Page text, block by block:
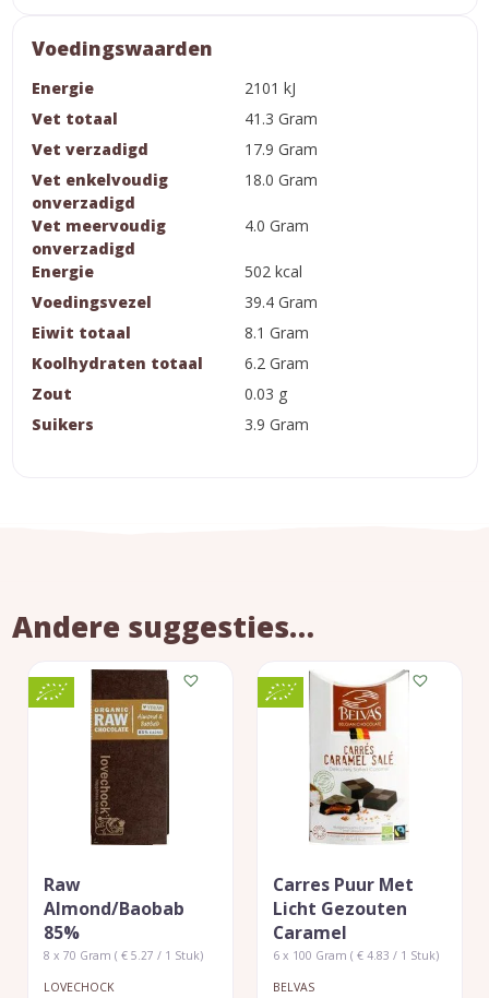
Voedingswaarden
Energie
2101 kJ
Vet totaal
41.3 Gram
Vet verzadigd
17.9 Gram
Vet enkelvoudig
onverzadigd
18.0 Gram
Vet meervoudig
onverzadigd
4.0 Gram
Energie
502 kcal
Voedingsvezel
39.4 Gram
Eiwit totaal
8.1 Gram
Koolhydraten totaal
6.2 Gram
Zout
0.03 g
Suikers
3.9 Gram
Andere suggesties…
Raw
Almond/baobab
85%
8 x 70 Gram ( € 5.27 / 1 Stuk)
LOVECHOCK
Carres Puur Met
Licht Gezouten
Caramel
6 x 100 Gram ( € 4.83 / 1 Stuk)
BELVAS